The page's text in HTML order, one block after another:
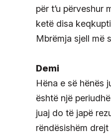
për t’u përveshur
ketë disa
Mbrëmja sjell më
Demi
Hëna e së hënës
është një
juaj do të japë
rëndësishëm